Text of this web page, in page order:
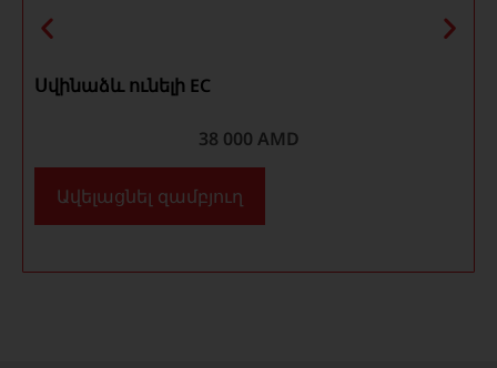
Սվինաձև ունելի ЕС
38 000 AMD
Ավելացնել զամբյուղ